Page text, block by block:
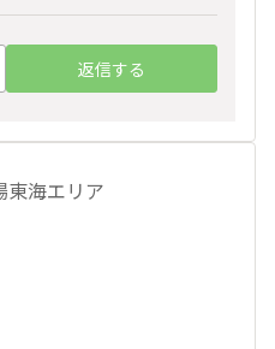
返信する
東海エリア